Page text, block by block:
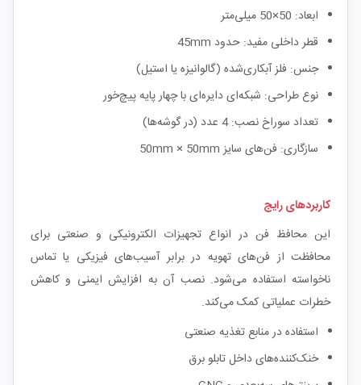
ابعاد: 50×50 میلی‌متر
قطر داخلی مفید: حدود 45mm
جنس: فلز آبکاری‌شده (گالوانیزه یا استیل)
نوع طراحی: شبکه‌ای دایره‌ای با چهار پایه پیچ‌خور
تعداد سوراخ نصب: 4 عدد (در گوشه‌ها)
سازگاری: فن‌های سایز 50mm × 50mm
کاربردهای رایج
این محافظ فن در انواع تجهیزات الکترونیکی و صنعتی برای
محافظت از فن‌های تهویه در برابر آسیب‌های فیزیکی یا تماس
ناخواسته استفاده می‌شود. نصب آن به افزایش ایمنی و کاهش
خطرات عملیاتی کمک می‌کند.
استفاده در منابع تغذیه صنعتی
خنک‌کننده‌های داخل تابلو برق